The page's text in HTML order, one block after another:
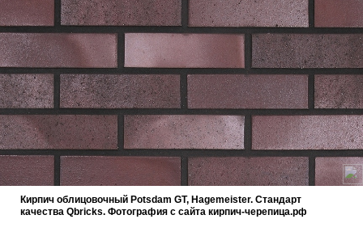
Кирпич облицовочный Potsdam GT, Hagemeister. Cтандарт
качества Qbricks. Фотография с сайта кирпич-черепица.рф